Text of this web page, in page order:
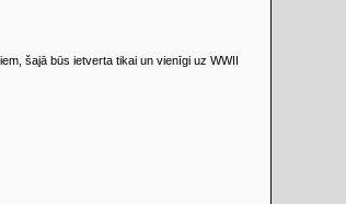
šajā būs ietverta tikai un vienīgi uz WWII